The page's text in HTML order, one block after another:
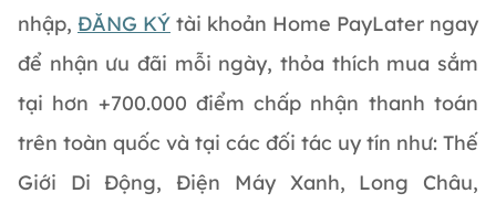
nhập, ĐĂNG KÝ tài khoản Home PayLater ngay
để nhận ưu đãi mỗi ngày, thỏa thích mua sắm
tại hơn +700.000 điểm chấp nhận thanh toán
trên toàn quốc và tại các đối tác uy tín như: Thế
Giới Di Động, Điện Máy Xanh, Long Châu,